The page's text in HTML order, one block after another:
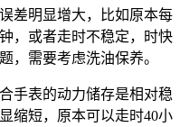
差明显增大，比如原本每
，或者走时不稳定，时快
，需要考虑洗油保养。
手表的动力储存是相对稳
缩短，原本可以走时40小